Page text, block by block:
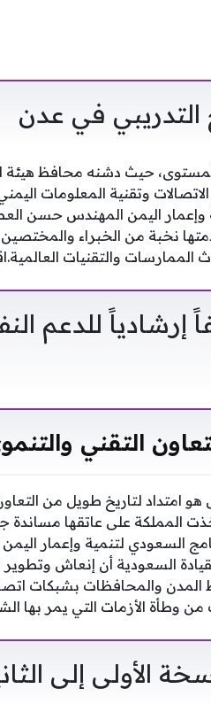
التدريبي في عدن
حيث دشنه محافظ هيئة
وتقنية المعلومات
وإعمار اليمن المهندس حسن
نخبة من الخبراء
الممارسات والتقنيات
إرشادياً للدعم
التقني
امتداد لتاريخ طويل من
المملكة على عاتقها مساندة
السعودية أن إنعاش وتطوير
المدن والمحافظات بشبكات
وطأة الأزمات التي يمر بها
الأولى إلى